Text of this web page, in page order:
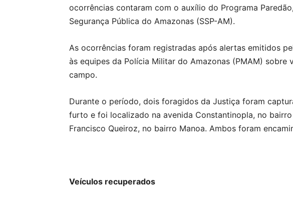
ocorrências contaram com o auxílio do Programa
Segurança Pública do Amazonas (SSP-AM).
As ocorrências foram registradas após alertas emitidos
às equipes da Polícia Militar do Amazonas (PMAM)
campo.
Durante o período, dois foragidos da Justiça foram
furto e foi localizado na avenida Constantinopla, no
Francisco Queiroz, no bairro Manoa. Ambos foram
Veículos recuperados